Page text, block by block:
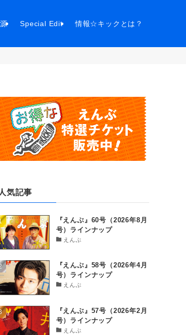
Special Edit 情報☆キックとは？
人気記事
『えんぶ』60号（2026年8月
号）ラインナップ
えんぶ
『えんぶ』58号（2026年4月
号）ラインナップ
えんぶ
『えんぶ』57号（2026年2月
号）ラインナップ
えんぶ